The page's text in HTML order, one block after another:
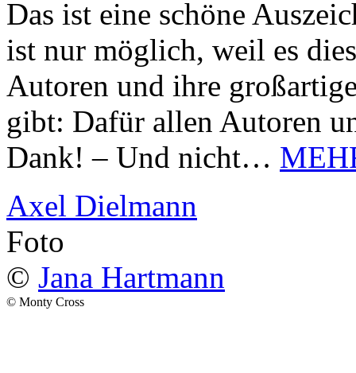
Das ist eine schöne
ist nur möglich, weil es
Autoren und ihre
gibt: Dafür allen Autoren
Dank! – Und nicht…
Axel Dielmann
Foto
© Jana Hartmann
© Monty Cross